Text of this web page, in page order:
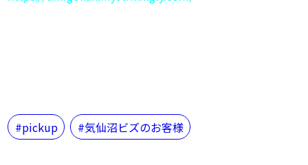
pickup 気仙沼ビズのお客様